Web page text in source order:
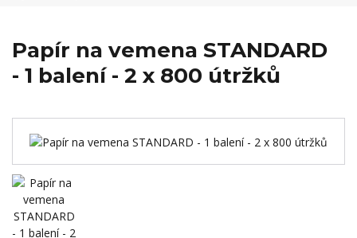
Papír na vemena STANDARD
- 1 balení - 2 x 800 útržků